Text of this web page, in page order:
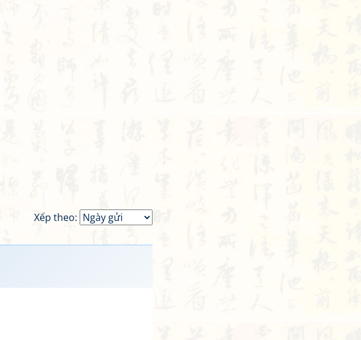
Xếp theo: